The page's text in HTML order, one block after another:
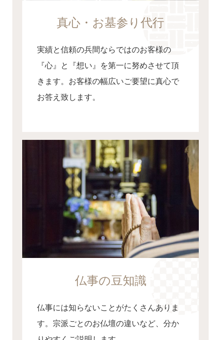
真心・お墓参り代行
実績と信頼の兵間ならではのお客様の
『心』と『想い』を第一に努めさせて頂
きます。お客様の幅広いご要望に真心で
お答え致します。
仏事の豆知識
仏事には知らないことがたくさんありま
す。宗派ごとのお仏壇の違いなど、分か